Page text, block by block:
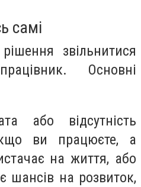
самі
звільнитися
Основні
або відсутність
ви працюєте, а
на життя, або
шансів на розвиток,